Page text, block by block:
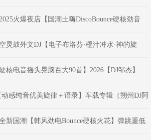
花 火爆夜店【国潮土嗨DiscoBounce硬核劲音
红仔Mix)
灵鼓外文DJ【电子布洛芬·橙汁冲水·神的旋
核电音摇头晃脑百大90首】2026【DJ邹杰】
感纯音优美旋律＋语录】车载专辑（朔州DJ阿
新国潮【韩风劲电Bounce硬核火花】弹跳重低